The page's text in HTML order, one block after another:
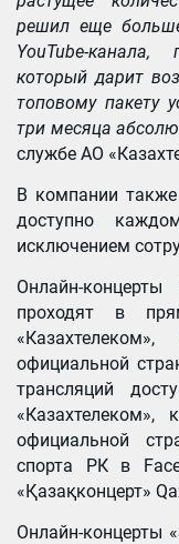
решил еще
YouTube-канала,
который дарит
топовому пакету
три месяца
службе АО
В компании также
доступно
исключением
Онлайн-
проходят в
официальной
трансляций
официальной
спорта РК в
«Қазақконцерт»
Онлайн-концерты